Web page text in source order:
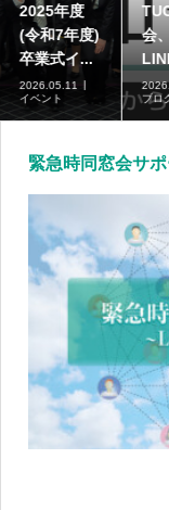
2025年度
(令和7年度)
卒業式イ...
2026.05.11
イベント
会
ブロ
緊急時同窓会サポ